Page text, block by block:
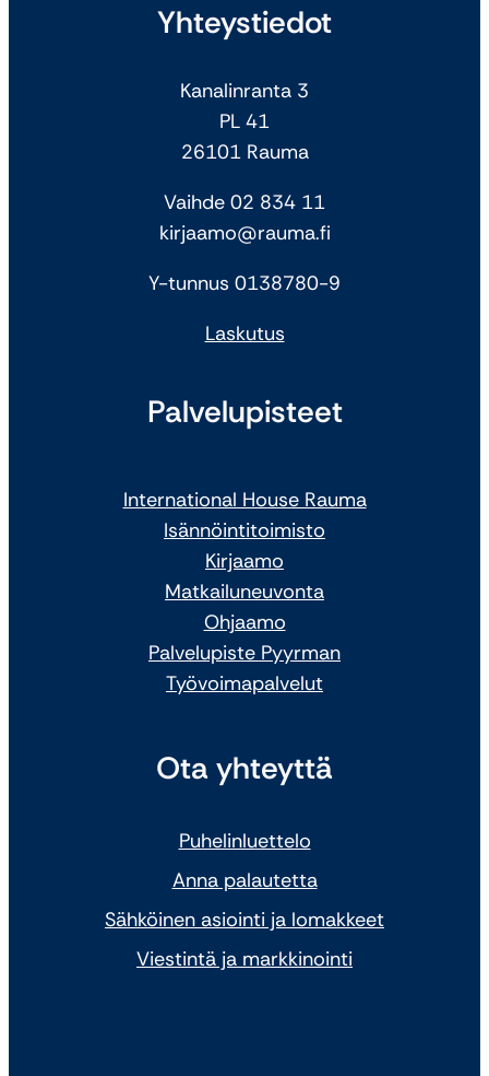
Yhteystiedot
Kanalinranta 3
PL 41
26101 Rauma
Vaihde 02 834 11
kirjaamo@rauma.fi
Y-tunnus 0138780-9
Laskutus
Palvelupisteet
International House Rauma
Isännöintitoimisto
Kirjaamo
Matkailuneuvonta
Ohjaamo
Palvelupiste Pyyrman
Työvoimapalvelut
Ota yhteyttä
Puhelinluettelo
Anna palautetta
Sähköinen asiointi ja lomakkeet
Viestintä ja markkinointi